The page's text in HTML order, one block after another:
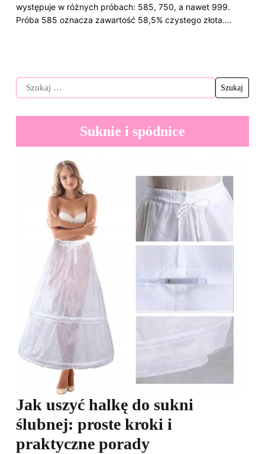
występuje w różnych próbach: 585, 750, a nawet 999.
Próba 585 oznacza zawartość 58,5% czystego złota.…
Suknie i spódnice
Jak uszyć halkę do sukni
ślubnej: proste kroki i
praktyczne porady